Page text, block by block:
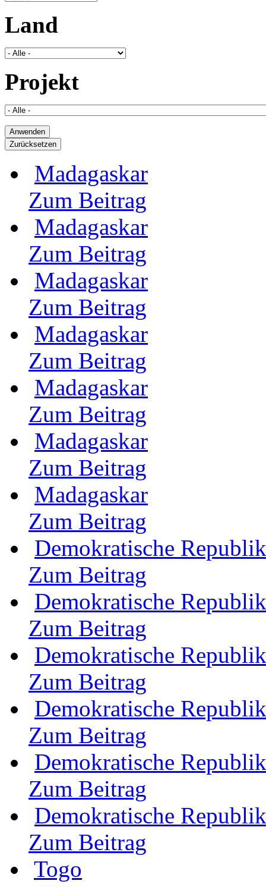
Land
Projekt
Madagaskar
Zum Beitrag
Madagaskar
Zum Beitrag
Madagaskar
Zum Beitrag
Madagaskar
Zum Beitrag
Madagaskar
Zum Beitrag
Madagaskar
Zum Beitrag
Madagaskar
Zum Beitrag
Demokratische
Zum Beitrag
Demokratische
Zum Beitrag
Demokratische
Zum Beitrag
Demokratische
Zum Beitrag
Demokratische
Zum Beitrag
Demokratische
Zum Beitrag
Togo